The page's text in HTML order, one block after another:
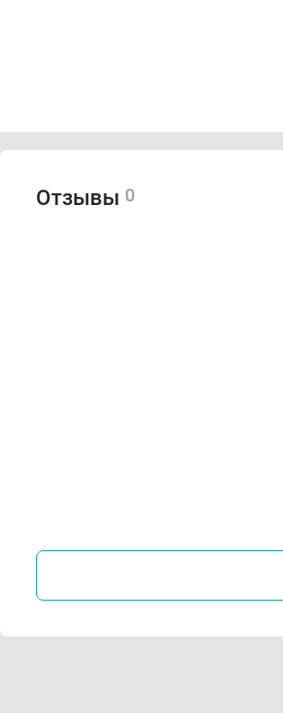
Отзывы 0